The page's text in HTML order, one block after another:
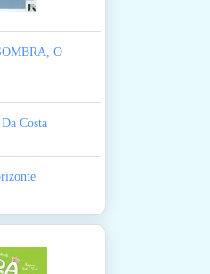
O
Costa